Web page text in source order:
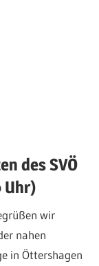
des SVÖ
Uhr)
wir
nahen
in Öttershagen